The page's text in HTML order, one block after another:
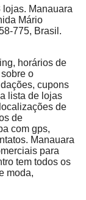
Manauara
Mário
775, Brasil.
horários de
o
cupons
lista de lojas
de
de
com gps,
Manauara
para
tem todos os
moda,